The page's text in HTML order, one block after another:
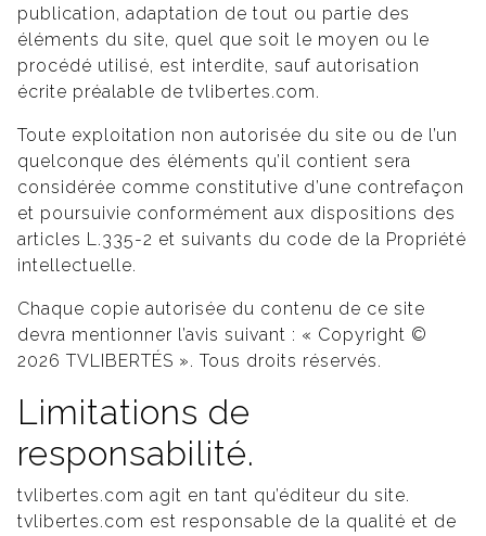
publication, adaptation de tout ou partie des
éléments du site, quel que soit le moyen ou le
procédé utilisé, est interdite, sauf autorisation
écrite préalable de tvlibertes.com.
Toute exploitation non autorisée du site ou de l’un
quelconque des éléments qu’il contient sera
considérée comme constitutive d’une contrefaçon
et poursuivie conformément aux dispositions des
articles L.335-2 et suivants du code de la Propriété
intellectuelle.
Chaque copie autorisée du contenu de ce site
devra mentionner l’avis suivant : « Copyright ©
2026 TVLIBERTÉS ». Tous droits réservés.
Limitations de
responsabilité.
tvlibertes.com agit en tant qu’éditeur du site.
tvlibertes.com est responsable de la qualité et de